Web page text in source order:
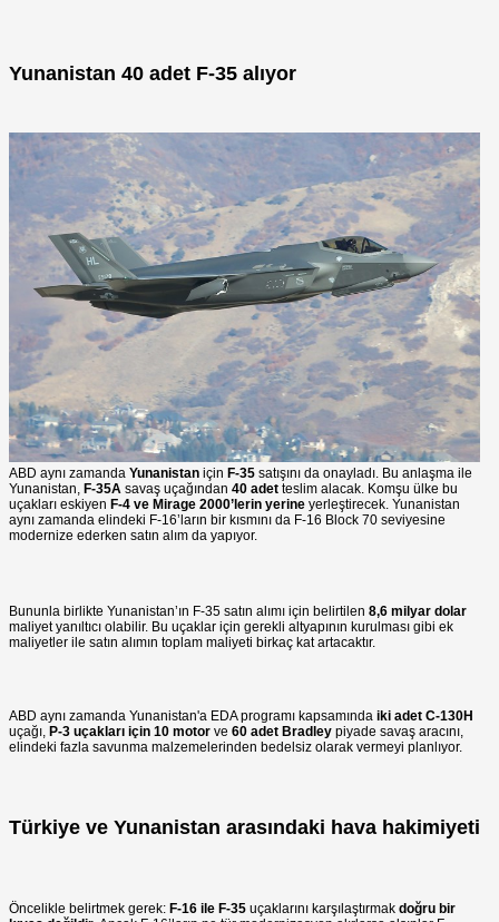
Yunanistan 40 adet F-35 alıyor
ABD aynı zamanda Yunanistan için F-35 satışını da onayladı. Bu anlaşma ile
Yunanistan, F-35A savaş uçağından 40 adet teslim alacak. Komşu ülke bu
uçakları eskiyen F-4 ve Mirage 2000’lerin yerine yerleştirecek. Yunanistan
aynı zamanda elindeki F-16’ların bir kısmını da F-16 Block 70 seviyesine
modernize ederken satın alım da yapıyor.
Bununla birlikte Yunanistan’ın F-35 satın alımı için belirtilen 8,6 milyar dolar
maliyet yanıltıcı olabilir. Bu uçaklar için gerekli altyapının kurulması gibi ek
maliyetler ile satın alımın toplam maliyeti birkaç kat artacaktır.
ABD aynı zamanda Yunanistan'a EDA programı kapsamında iki adet C-130H
uçağı, P-3 uçakları için 10 motor ve 60 adet Bradley piyade savaş aracını,
elindeki fazla savunma malzemelerinden bedelsiz olarak vermeyi planlıyor.
Türkiye ve Yunanistan arasındaki hava hakimiyeti
Öncelikle belirtmek gerek: F-16 ile F-35 uçaklarını karşılaştırmak doğru bir